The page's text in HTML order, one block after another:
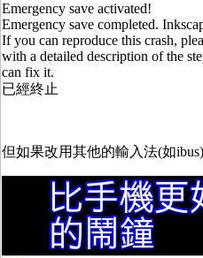
Emergency save activated!
Emergency save completed.
If you can reproduce this crash,
with a detailed description of the
can fix it.
已經終止
但如果改用其他的輸入法(如